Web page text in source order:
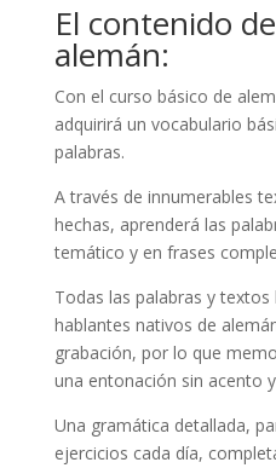
El contenido
alemán:
Con el curso básico de
adquirirá un vocabulario
palabras.
A través de innumerables
hechas, aprenderá las
temático y en frases
Todas las palabras y
hablantes nativos de
grabación, por lo que
una entonación sin acento
Una gramática detallada,
ejercicios cada día,